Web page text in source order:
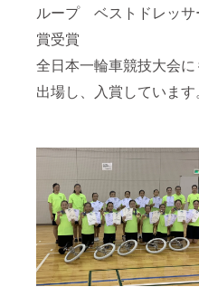
ループ ベストドレッサ
賞受賞
全日本一輪車競技大会に
出場し、入賞しています。